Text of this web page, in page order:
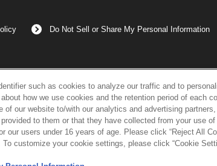
Do Not Sell or Share My Personal Information
such as cookies to analyze our traffic and to
how we use cookies and the retention period of each
of our website to/with our analytics and advertising
to them or that they have collected from your use
our users under 16 years of age. Please click “Reject All
customize your cookie settings, please click “Cookie